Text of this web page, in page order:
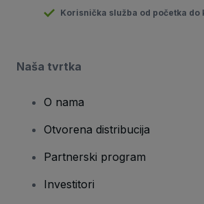
Korisnička služba od početka do
Naša tvrtka
O nama
Otvorena distribucija
Partnerski program
Investitori